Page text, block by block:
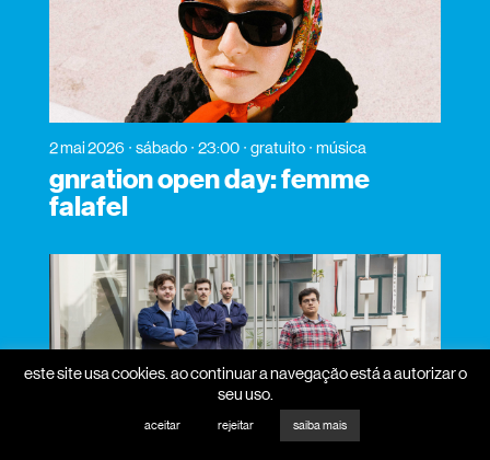
2 mai 2026 sábado 23:00 gratuito música
gnration open day: femme
falafel
este site usa cookies. ao continuar a navegação está a autorizar o
seu uso.
aceitar rejeitar saiba mais